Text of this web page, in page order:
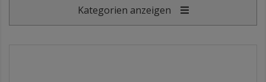
Kategorien anzeigen